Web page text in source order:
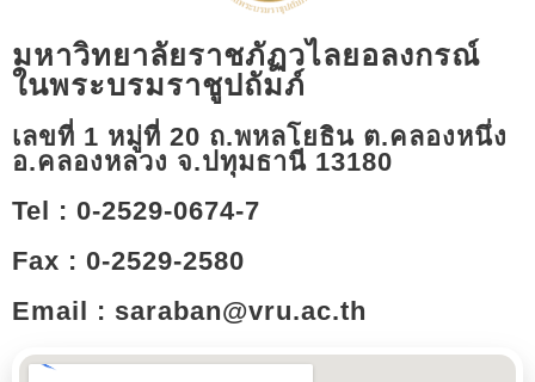
มหาวิทยาลัยราชภัฏวไลยอลงกรณ์
ในพระบรมราชูปถัมภ์
เลขที่ 1 หมู่ที่ 20 ถ.พหลโยธิน ต.คลองหนึ่ง
อ.คลองหลวง จ.ปทุมธานี 13180​
Tel : 0-2529-0674-7
Fax : 0-2529-2580
Email : saraban@vru.ac.th​